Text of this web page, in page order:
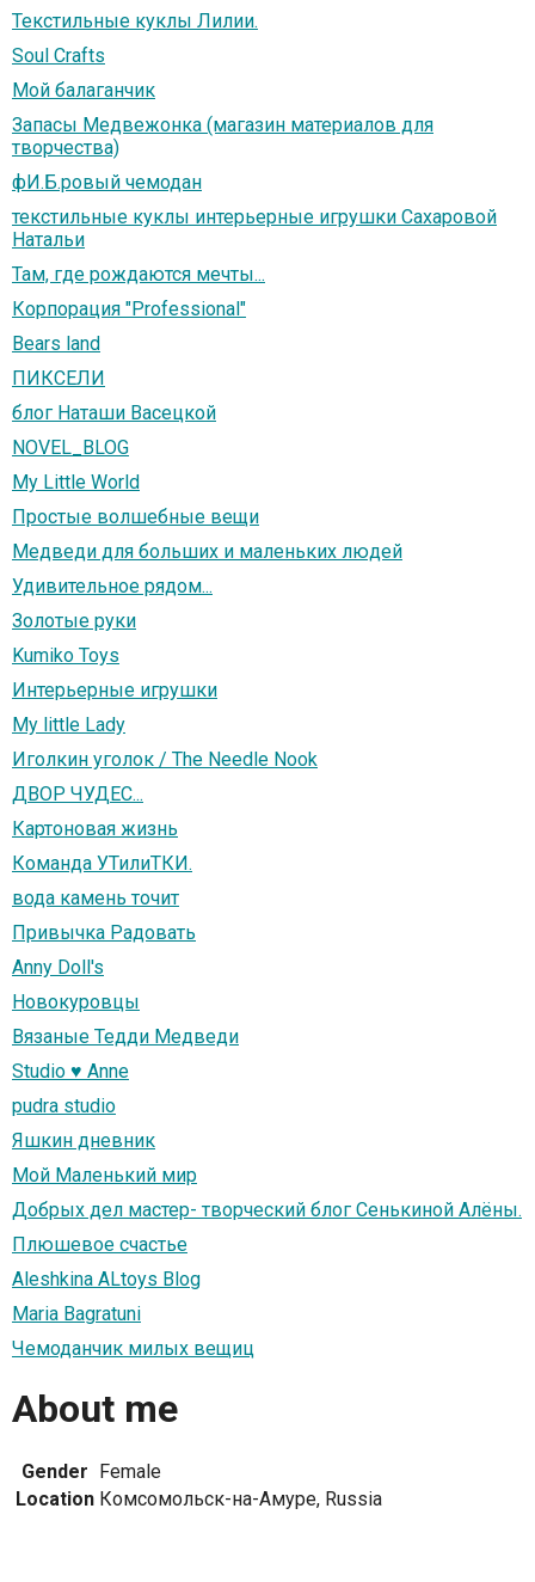
Текстильные куклы Лилии.
Soul Crafts
Мой балаганчик
Запасы Медвежонка (магазин материалов для
творчества)
фИ.Б.ровый чемодан
текстильные куклы интерьерные игрушки Сахаровой
Натальи
Там, где рождаются мечты...
Корпорация "Professional"
Bears land
ПИКСЕЛИ
блог Наташи Васецкой
NOVEL_BLOG
My Little World
Простые волшебные вещи
Медведи для больших и маленьких людей
Удивительное рядом...
Золотые руки
Kumiko Toys
Интерьерные игрушки
Mу little Lady
Иголкин уголок / The Needle Nook
ДВОР ЧУДЕС...
Картоновая жизнь
Команда УТилиТКИ.
вода камень точит
Привычка Радовать
Anny Doll's
Новокуровцы
Вязаные Тедди Медведи
Studio ♥ Anne
pudra studio
Яшкин дневник
Мой Маленький мир
Добрых дел мастер- творческий блог Сенькиной Алёны.
Плюшевое счастье
Aleshkina ALtoys Blog
Maria Bagratuni
Чемоданчик милых вещиц
About me
Gender Female
Location Комсомольск-на-Амуре, Russia